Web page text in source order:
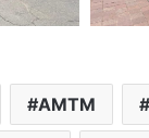
AMTM